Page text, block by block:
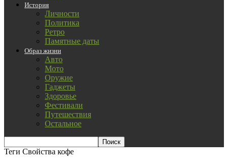
История
Личности
Политика
Ретро
Памятные даты
Образ жизни
Авто
Мото
Оружие
Гаджеты
Здоровье
Фестивали
Путешествия
Остальное
Теги Свойства кофе